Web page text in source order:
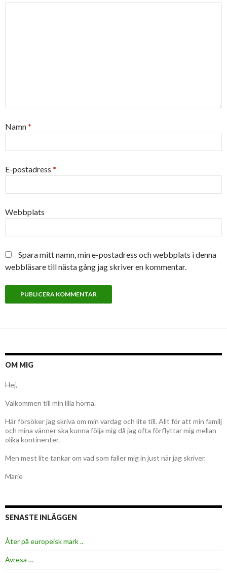
Namn*
E-postadress *
Webbplats
Spara mitt namn, min e-postadress och webbplats i denna
webbläsare till nästa gång jag skriver en kommentar.
OM MIG
Hej,
Välkommen till min lilla hörna.
Här försöker jag skriva om min vardag och lite till. Allt för att min familj
och mina vänner ska kunna följa mig då jag ofta förflyttar mig mellan
olika kontinenter.
Men mest lite tankar om vad som faller mig in just när jag skriver.
Marie
SENASTE INLÄGGEN
Åter på europeisk mark ..
Avresa …